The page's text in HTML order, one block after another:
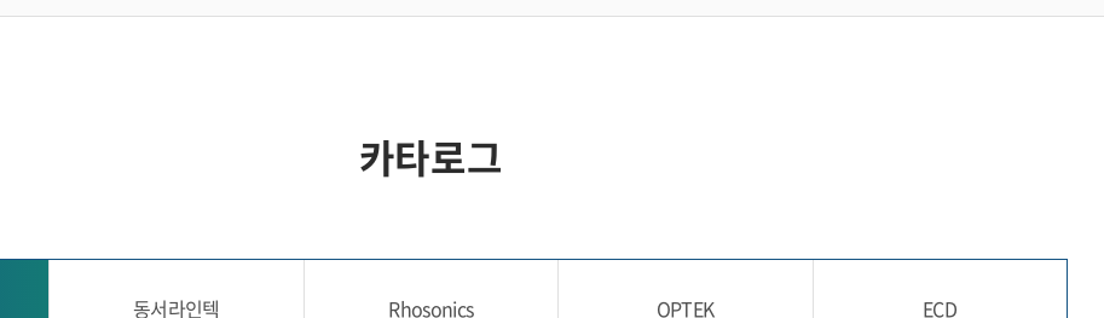
현장용 유량계
카타로그
동서라인텍 Rhosonics OPTEK ECD